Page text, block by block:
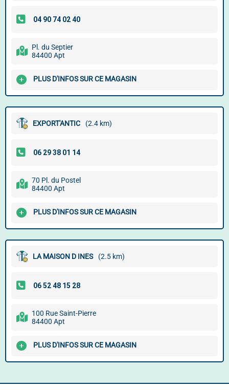
Pl. du Septier
84400 Apt
PLUS D'INFOS SUR CE MAGASIN
EXPORT'ANTIC (2.4 km)
70 Pl. du Postel
84400 Apt
PLUS D'INFOS SUR CE MAGASIN
LA MAISON D INES (2.5 km)
100 Rue Saint-Pierre
84400 Apt
PLUS D'INFOS SUR CE MAGASIN